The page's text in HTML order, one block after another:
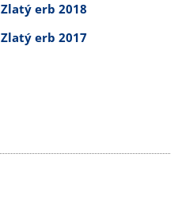
Zlatý erb 2018
Zlatý erb 2017